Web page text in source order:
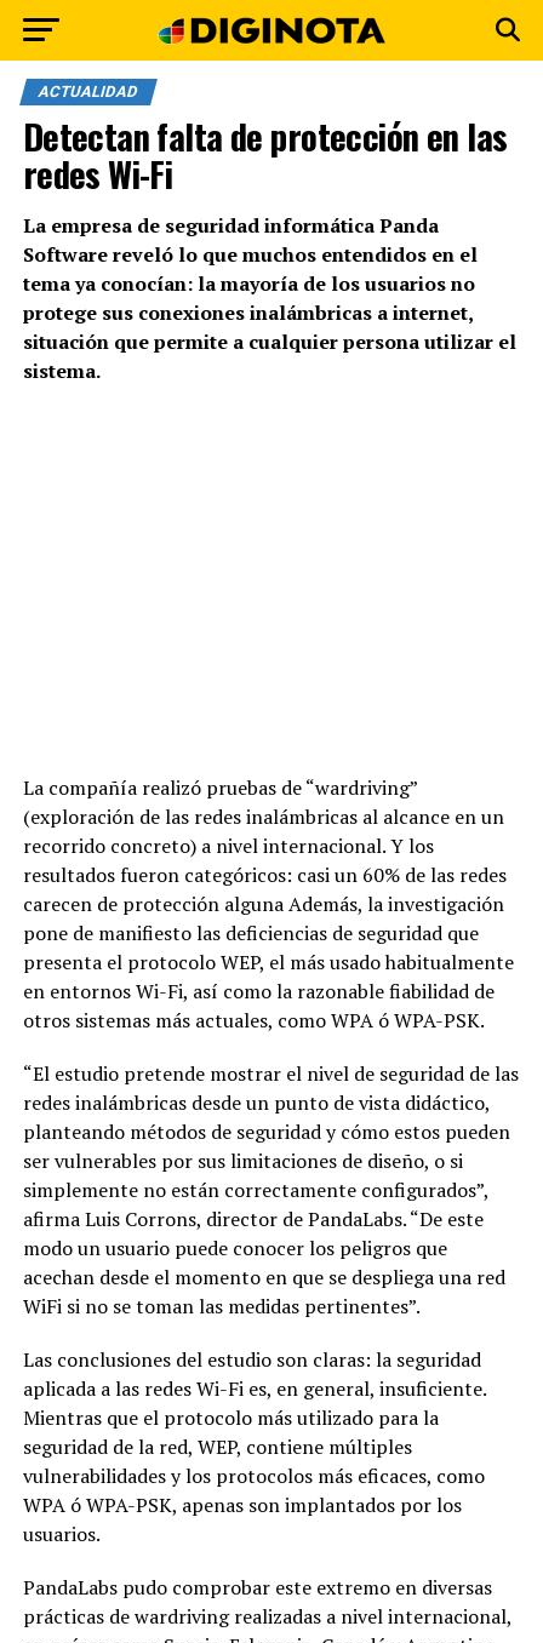
ACTUALIDAD
Detectan falta de protección en las
redes Wi-Fi
La empresa de seguridad informática Panda
Software reveló lo que muchos entendidos en el
tema ya conocían: la mayoría de los usuarios no
protege sus conexiones inalámbricas a internet,
situación que permite a cualquier persona utilizar el
sistema.
La compañía realizó pruebas de “wardriving”
(exploración de las redes inalámbricas al alcance en un
recorrido concreto) a nivel internacional. Y los
resultados fueron categóricos: casi un 60% de las redes
carecen de protección alguna Además, la investigación
pone de manifiesto las deficiencias de seguridad que
presenta el protocolo WEP, el más usado habitualmente
en entornos Wi-Fi, así como la razonable fiabilidad de
otros sistemas más actuales, como WPA ó WPA-PSK.
“El estudio pretende mostrar el nivel de seguridad de las
redes inalámbricas desde un punto de vista didáctico,
planteando métodos de seguridad y cómo estos pueden
ser vulnerables por sus limitaciones de diseño, o si
simplemente no están correctamente configurados”,
afirma Luis Corrons, director de PandaLabs. “De este
modo un usuario puede conocer los peligros que
acechan desde el momento en que se despliega una red
WiFi si no se toman las medidas pertinentes”.
Las conclusiones del estudio son claras: la seguridad
aplicada a las redes Wi-Fi es, en general, insuficiente.
Mientras que el protocolo más utilizado para la
seguridad de la red, WEP, contiene múltiples
vulnerabilidades y los protocolos más eficaces, como
WPA ó WPA-PSK, apenas son implantados por los
usuarios.
PandaLabs pudo comprobar este extremo en diversas
prácticas de wardriving realizadas a nivel internacional,